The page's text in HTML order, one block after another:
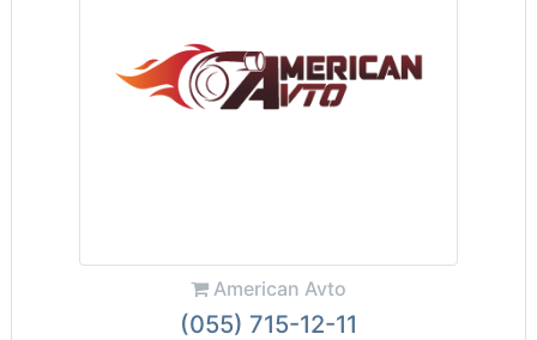
American Avto
(055) 715-12-11